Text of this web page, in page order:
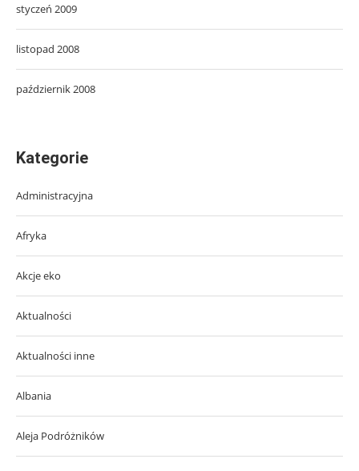
styczeń 2009
listopad 2008
październik 2008
Kategorie
Administracyjna
Afryka
Akcje eko
Aktualności
Aktualności inne
Albania
Aleja Podróżników